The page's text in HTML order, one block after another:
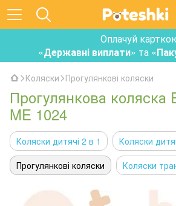
Оплачуй
«Державні виплати» та «
Коляски Прогулянкові коляски
Прогулянкова коляска
ME 1024
Коляски дитячі 2 в 1
Коляски
Прогулянкові коляски
Коляски